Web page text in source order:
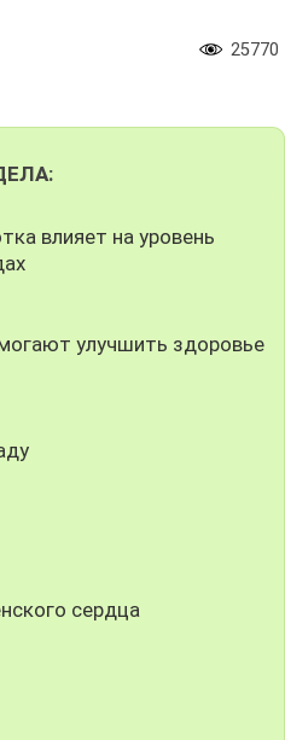
25770
влияет на уровень
улучшить здоровье
сердца